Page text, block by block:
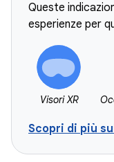
Queste
esperienze per
Visori XR
Scopri di più